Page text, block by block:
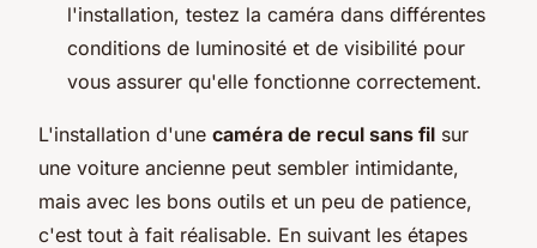
l'installation, testez la caméra dans différentes
conditions de luminosité et de visibilité pour
vous assurer qu'elle fonctionne correctement.
L'installation d'une caméra de recul sans fil sur
une voiture ancienne peut sembler intimidante,
mais avec les bons outils et un peu de patience,
c'est tout à fait réalisable. En suivant les étapes